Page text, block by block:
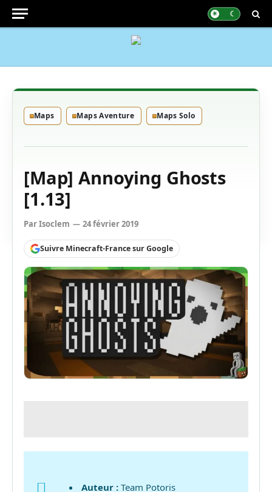
Maps Maps Aventure Maps Solo
[Map] Annoying Ghosts
[1.13]
ParIsoclem 24 février 2019
Suivre Minecraft-France sur Google
Auteur : Team Potoris